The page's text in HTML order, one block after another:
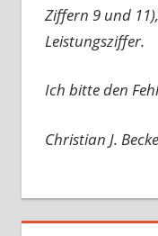
Ziffern 9 und
Leistungsziffer.
Ich bitte den
Christian J.